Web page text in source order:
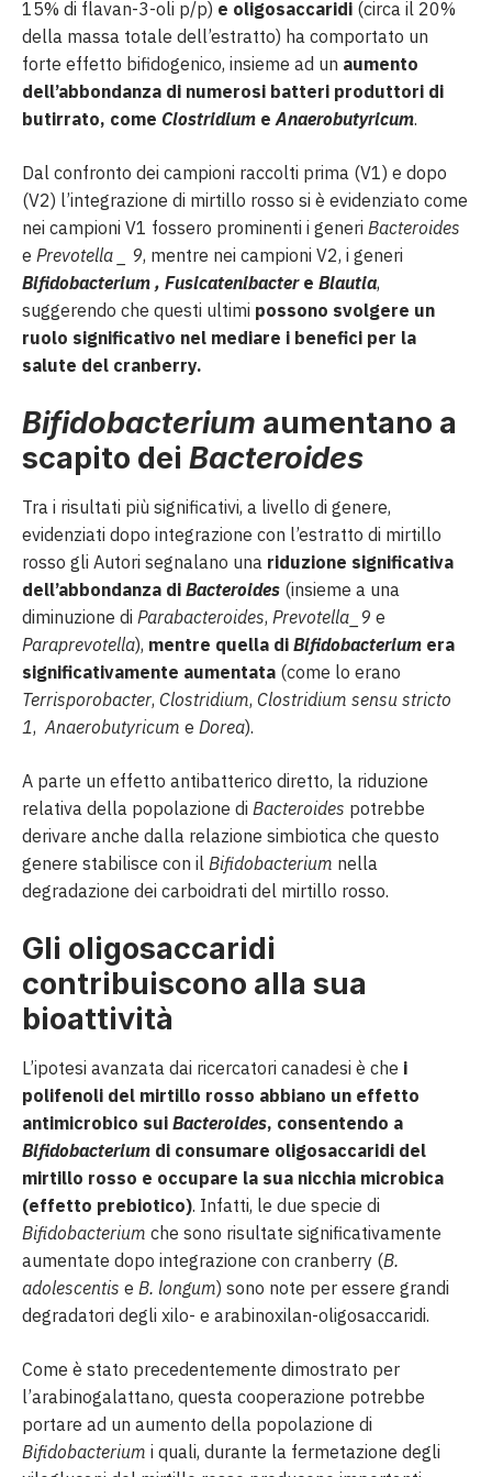
15% di flavan-3-oli p/p) e oligosaccaridi (circa il 20%
della massa totale dell’estratto) ha comportato un
forte effetto bifidogenico, insieme ad un aumento
dell’abbondanza di numerosi batteri produttori di
butirrato, come Clostridium eAnaerobutyricum.
Dal confronto dei campioni raccolti prima (V1) e dopo
(V2) l’integrazione di mirtillo rosso si è evidenziato come
nei campioni V1 fossero prominenti i generi Bacteroides
e Prevotella _ 9, mentre nei campioni V2, i generi
Bifidobacterium , Fusicatenibactere Blautia,
suggerendo che questi ultimi possono svolgere un
ruolo significativo nel mediare i benefici per la
salute del cranberry.
Bifidobacterium aumentano a
scapito dei Bacteroides
Tra i risultati più significativi, a livello di genere,
evidenziati dopo integrazione con l’estratto di mirtillo
rosso gli Autori segnalano una riduzione significativa
dell’abbondanza di Bacteroides (insieme a una
diminuzione di Parabacteroides, Prevotella_9 e
Paraprevotella), mentre quella di Bifidobacterium era
significativamente aumentata (come lo erano
Terrisporobacter, Clostridium, Clostridium sensu stricto
1,Anaerobutyricum e Dorea).
A parte un effetto antibatterico diretto, la riduzione
relativa della popolazione di Bacteroides potrebbe
derivare anche dalla relazione simbiotica che questo
genere stabilisce con il Bifidobacterium nella
degradazione dei carboidrati del mirtillo rosso.
Gli oligosaccaridi
contribuiscono alla sua
bioattività
L’ipotesi avanzata dai ricercatori canadesi è che i
polifenoli del mirtillo rosso abbiano un effetto
antimicrobico sui Bacteroides, consentendo a
Bifidobacterium di consumare oligosaccaridi del
mirtillo rosso e occupare la sua nicchia microbica
(effetto prebiotico). Infatti, le due specie di
Bifidobacterium che sono risultate significativamente
aumentate dopo integrazione con cranberry (B.
adolescentis e B. longum) sono note per essere grandi
degradatori degli xilo- e arabinoxilan-oligosaccaridi.
Come è stato precedentemente dimostrato per
l’arabinogalattano, questa cooperazione potrebbe
portare ad un aumento della popolazione di
Bifidobacterium i quali, durante la fermetazione degli